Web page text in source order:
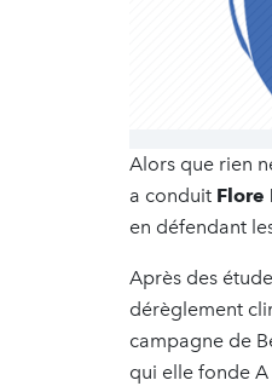
Alors que rien
a conduit Flore
en défendant
Après des
dérèglement
campagne de
qui elle fonde A